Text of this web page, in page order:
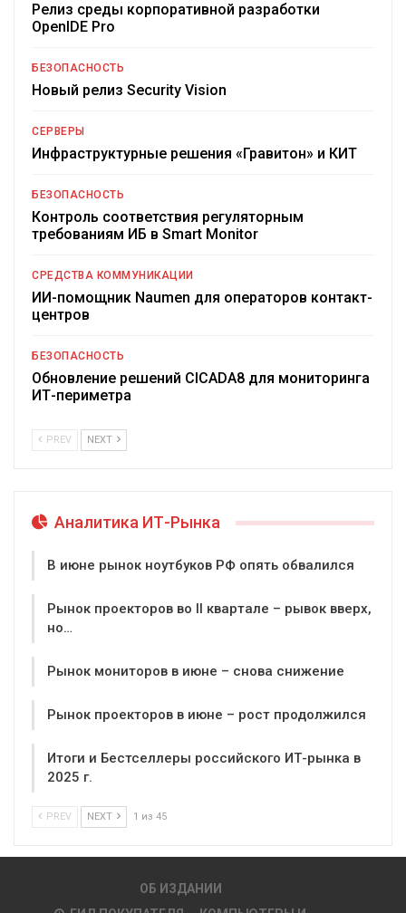
Релиз среды корпоративной разработки
OpenIDE Pro
БЕЗОПАСНОСТЬ
Новый релиз Security Vision
СЕРВЕРЫ
Инфраструктурные решения «Гравитон» и КИТ
БЕЗОПАСНОСТЬ
Контроль соответствия регуляторным
требованиям ИБ в Smart Monitor
СРЕДСТВА КОММУНИКАЦИИ
ИИ-помощник Naumen для операторов контакт-
центров
БЕЗОПАСНОСТЬ
Обновление решений CICADA8 для мониторинга
ИТ-периметра
PREV NEXT
Аналитика ИТ-Рынка
В июне рынок ноутбуков РФ опять обвалился
Рынок проекторов во II квартале – рывок вверх,
но…
Рынок мониторов в июне – снова снижение
Рынок проекторов в июне – рост продолжился
Итоги и Бестселлеры российского ИТ-рынка в
2025 г.
PREV NEXT 1 из 45
ОБ ИЗДАНИИ